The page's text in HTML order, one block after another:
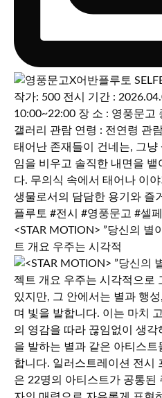
<STAR MOTION> ”당신의 별
트 개요 우주는 시각적